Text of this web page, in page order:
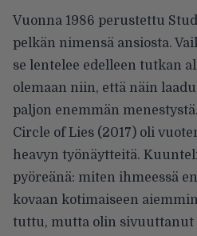
Vuonna 1986 perustettu
pelkän nimensä ansiosta.
se lentelee edelleen tutkan
olemaan niin, että näin
paljon enemmän menestystä.
Circle of Lies (2017) oli
heavyn työnäytteitä.
pyöreänä: miten ihmeessä
kovaan kotimaiseen
tuttu, mutta olin sivuuttanut